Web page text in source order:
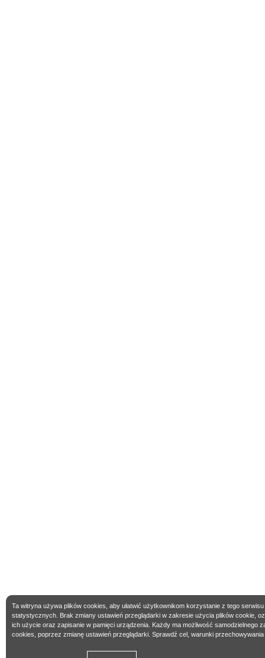
Ta witryna używa plików cookies, aby ułatwić użytkownikom korzystanie z tego
statystycznych. Brak zmiany ustawień przeglądarki w zakresie użycia plików cookie,
ich użycie oraz zapisanie w pamięci urządzenia. Każdy ma możliwość samodzielnego
cookies, poprzez zmianę ustawień przeglądarki. Sprawdź cel, warunki